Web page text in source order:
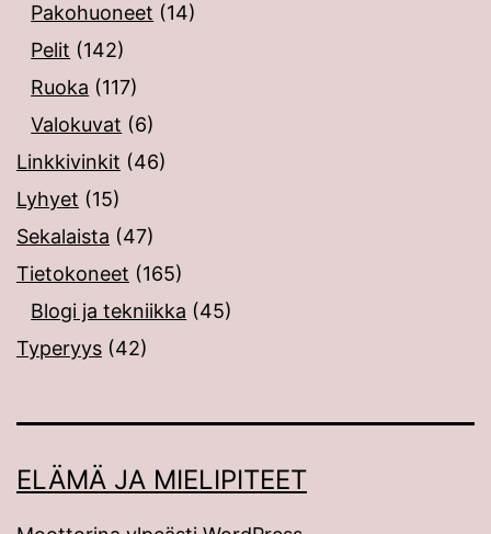
Pakohuoneet (14)
Pelit (142)
Ruoka (117)
Valokuvat (6)
Linkkivinkit (46)
Lyhyet (15)
Sekalaista (47)
Tietokoneet (165)
Blogi ja tekniikka (45)
Typeryys (42)
ELÄMÄ JA MIELIPITEET